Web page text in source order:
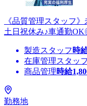
《品質管理スタッフ
土日祝休み♪車通勤
製造スタッフ 時
在庫管理スタッフ
商品管理時給
勤務地